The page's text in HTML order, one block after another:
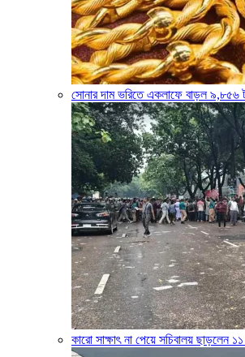
সোনার দাম ভরিতে একলাফে বাড়ল ৯,৮৫৬
কারো সাক্ষাৎ না পেয়ে সচিবালয় ছাড়লেন